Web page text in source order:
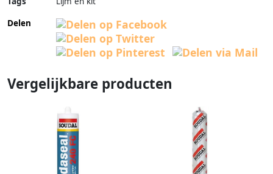
Delen
Vergelijkbare producten